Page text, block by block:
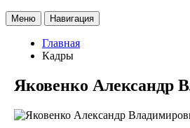
Меню Навигация
Главная
Кадры
Яковенко Александр